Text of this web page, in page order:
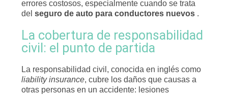
errores costosos, especialmente cuando se trata
del seguro de auto para conductores nuevos .
La cobertura de responsabilidad
civil: el punto de partida
La responsabilidad civil, conocida en inglés como
liability insurance, cubre los daños que causas a
otras personas en un accidente: lesiones